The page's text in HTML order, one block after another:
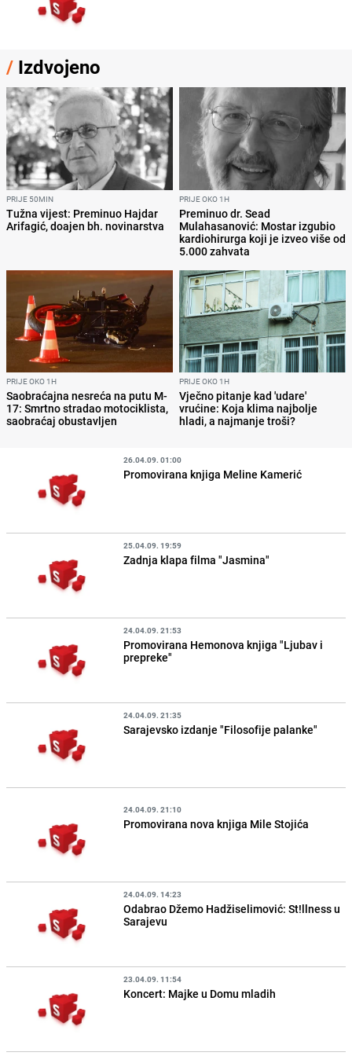
/ Izdvojeno
PRIJE 50MIN
Tužna vijest: Preminuo Hajdar
Arifagić, doajen bh. novinarstva
PRIJE OKO 1H
Preminuo dr. Sead
Mulahasanović: Mostar izgubio
kardiohirurga koji je izveo više od
5.000 zahvata
PRIJE OKO 1H
Saobraćajna nesreća na putu M-
17: Smrtno stradao motociklista,
saobraćaj obustavljen
PRIJE OKO 1H
Vječno pitanje kad 'udare'
vrućine: Koja klima najbolje
hladi, a najmanje troši?
26.04.09. 01:00
Promovirana knjiga Meline Kamerić
25.04.09. 19:59
Zadnja klapa filma "Jasmina"
24.04.09. 21:53
Promovirana Hemonova knjiga "Ljubav i
prepreke"
24.04.09. 21:35
Sarajevsko izdanje "Filosofije palanke"
24.04.09. 21:10
Promovirana nova knjiga Mile Stojića
24.04.09. 14:23
Odabrao Džemo Hadžiselimović: St!llness u
Sarajevu
23.04.09. 11:54
Koncert: Majke u Domu mladih